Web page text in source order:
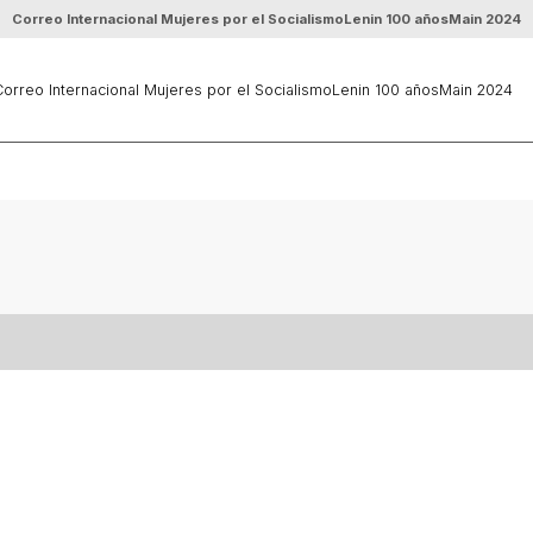
Correo Internacional Mujeres por el SocialismoLenin 100 añosMain 2024
Internacional Mujeres por el SocialismoLenin 100 añosMain 2024